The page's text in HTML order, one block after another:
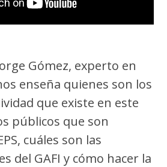
Gómez, experto en
enseña quienes son los
que existe en este
públicos que son
cuáles son las
del GAFI y cómo hacer la